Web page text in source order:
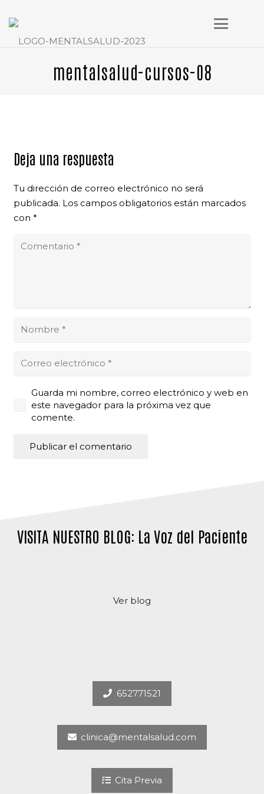
mentalsalud-cursos-08
Deja una respuesta
Tu dirección de correo electrónico no será
publicada. Los campos obligatorios están marcados
con *
Guarda mi nombre, correo electrónico y web en
este navegador para la próxima vez que
comente.
Publicar el comentario
VISITA NUESTRO BLOG: La Voz del Paciente
Ver blog
652771521
clinica@mentalsalud.com
Cita Previa